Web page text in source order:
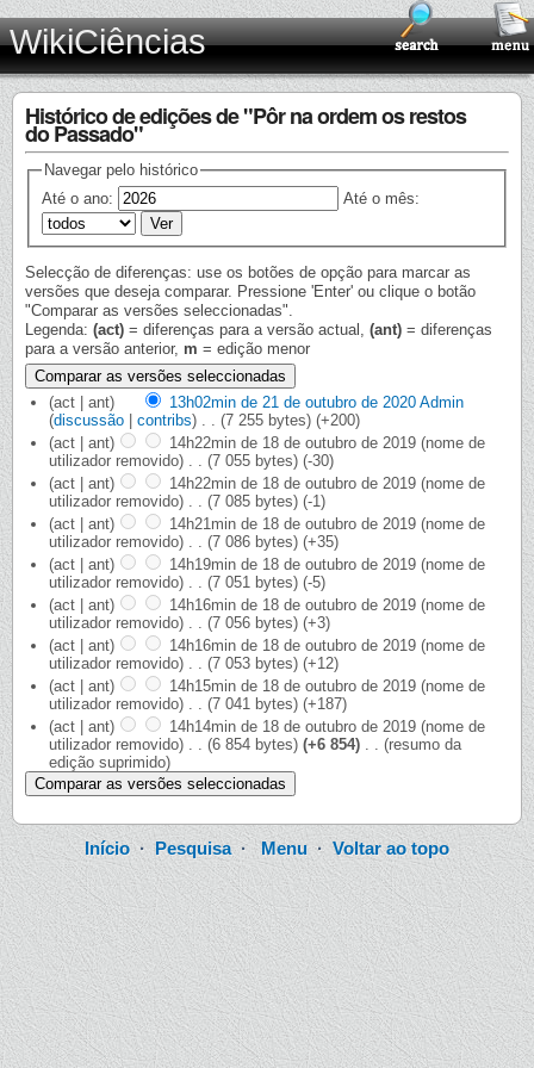
WikiCiências
Histórico de edições de "Pôr na ordem os restos
do Passado"
Navegar pelo histórico
Até o ano:
Até o mês:
Selecção de diferenças: use os botões de opção para marcar as
versões que deseja comparar. Pressione 'Enter' ou clique o botão
"Comparar as versões seleccionadas".
Legenda: (act) = diferenças para a versão actual, (ant) = diferenças
para a versão anterior, m = edição menor
(act | ant) 13h02min de 21 de outubro de 2020 Admin
(discussão | contribs) (7 255 bytes) (+200)
(act | ant)
14h22min de 18 de outubro de 2019 (nome de
utilizador removido)
(7 055 bytes) (-30)
(act | ant)
14h22min de 18 de outubro de 2019 (nome de
utilizador removido)
(7 085 bytes) (-1)
(act | ant)
14h21min de 18 de outubro de 2019 (nome de
utilizador removido)
(7 086 bytes) (+35)
(act | ant)
14h19min de 18 de outubro de 2019 (nome de
utilizador removido)
(7 051 bytes) (-5)
(act | ant)
14h16min de 18 de outubro de 2019 (nome de
utilizador removido)
(7 056 bytes) (+3)
(act | ant)
14h16min de 18 de outubro de 2019 (nome de
utilizador removido)
(7 053 bytes) (+12)
(act | ant)
14h15min de 18 de outubro de 2019 (nome de
utilizador removido)
(7 041 bytes) (+187)
(act | ant)
14h14min de 18 de outubro de 2019 (nome de
utilizador removido)
(6 854 bytes) (+6 854)
(resumo da
edição suprimido)
Início· Pesquisa· Menu · Voltar ao topo